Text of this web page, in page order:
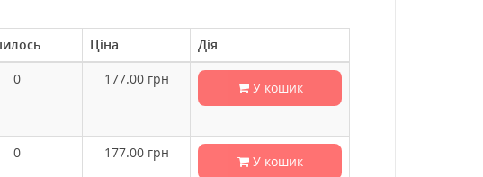
Ціна
Дія
0 177.00грн
У кошик
0 177.00грн
У кошик